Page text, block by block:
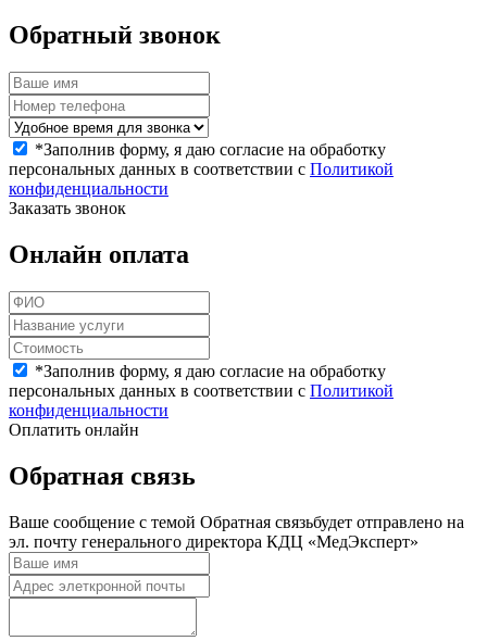
Обратный звонок
*Заполнив форму, я даю согласие на обработку
персональных данных в соответствии с Политикой
конфиденциальности
Заказать звонок
Онлайн оплата
*Заполнив форму, я даю согласие на обработку
персональных данных в соответствии с Политикой
конфиденциальности
Оплатить онлайн
Обратная связь
Ваше сообщение с темой Обратная связьбудет отправлено на
эл. почту генерального директора КДЦ «МедЭксперт»